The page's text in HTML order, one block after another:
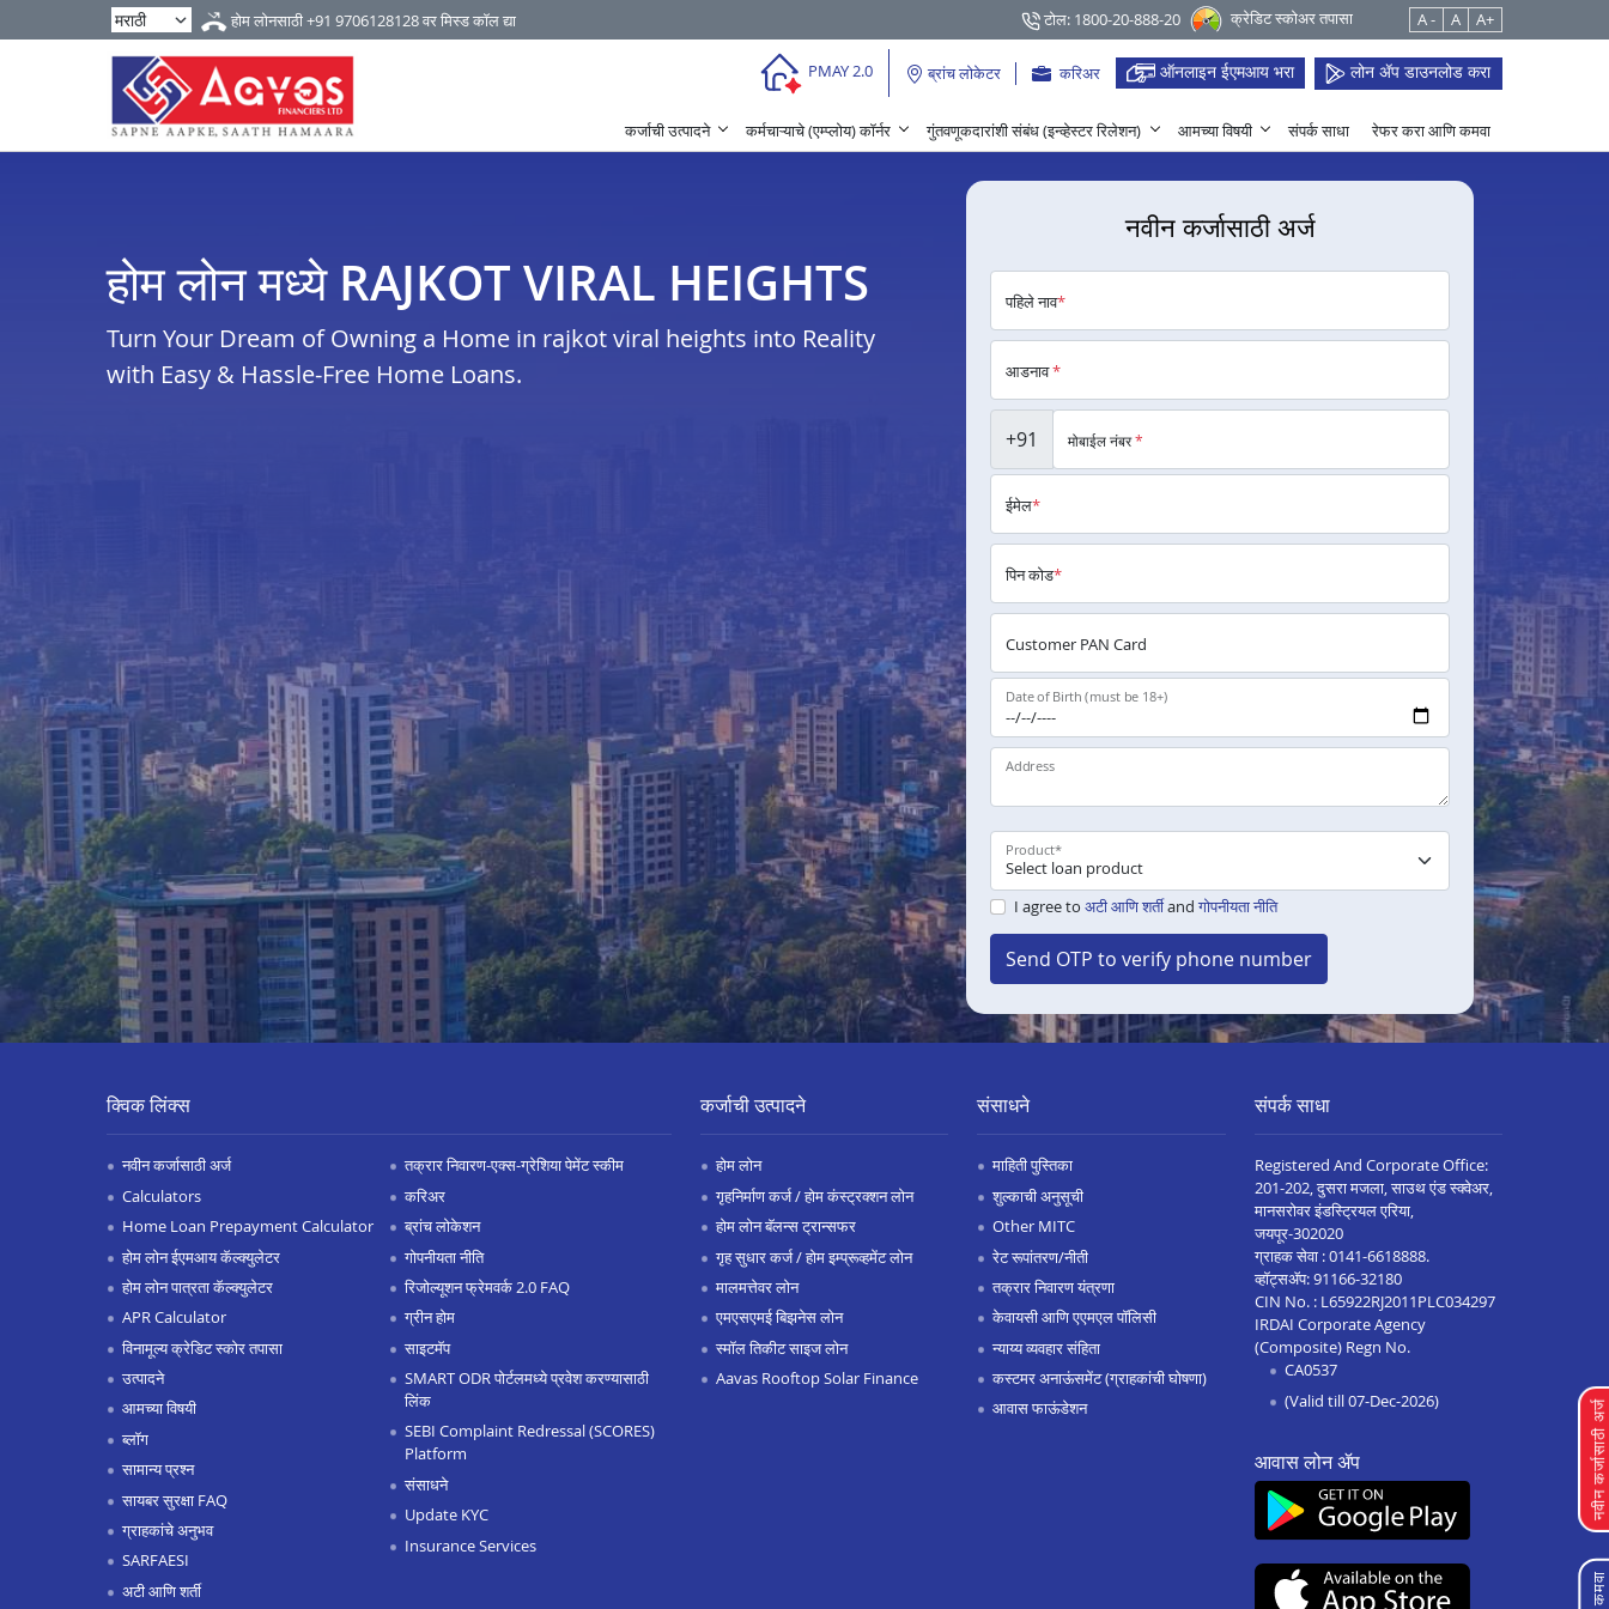
होम लोनसाठी+91 9706128128वर मिस्ड कॉल द्या टोल: 1800-20-888-20 क्रेडिट स्कोअर तपासा A - A A+
PMAY 2.0 ब्रांच लोकेटर करिअर ऑनलाइन ईएमआय भरा लोन ॲप डाउनलोड करा
कर्जाची उत्पादने कर्मचाऱ्याचे (एम्प्लोय) कॉर्नर गुंतवणूकदारांशी संबंध (इन्व्हेस्टर रिलेशन) आमच्या विषयी संपर्क साधा रेफर करा आणि कमवा
होम लोन मध्ये RAJKOT VIRAL HEIGHTS
Turn Your Dream of Owning a Home in rajkot viral heights into Reality
with Easy & Hassle-Free Home Loans.
नवीन कर्जासाठी अर्ज
पहिले नाव*
आडनाव*
+91 मोबाईल नंबर*
ईमेल*
पिन कोड*
Customer PAN Card
Date of Birth (must be 18+)
Address
Product*
I agree to अटी आणि शर्तीand गोपनीयता नीति
Send OTP to verify phone number
नवीन कर्जासाठी अर्ज
क्विक लिंक्स
नवीन कर्जासाठी अर्ज
Calculators
Home Loan Prepayment Calculator
होम लोन ईएमआय कॅल्क्युलेटर
होम लोन पात्रता कॅल्क्युलेटर
APR Calculator
विनामूल्य क्रेडिट स्कोर तपासा
उत्पादने
आमच्या विषयी
ब्लॉग
सामान्य प्रश्न
सायबर सुरक्षा FAQ
ग्राहकांचे अनुभव
SARFAESI
अटी आणि शर्ती
तक्रार निवारण-एक्स-ग्रेशिया पेमेंट स्कीम
करिअर
ब्रांच लोकेशन
गोपनीयता नीति
रिजोल्यूशन फ्रेमवर्क 2.0 FAQ
ग्रीन होम
साइटमॅप
SMART ODR पोर्टलमध्ये प्रवेश करण्यासाठी
लिंक
SEBI Complaint Redressal (SCORES)
Platform
संसाधने
Update KYC
Insurance Services
कर्जाची उत्पादने
होम लोन
गृहनिर्माण कर्ज / होम कंस्ट्रक्शन लोन
होम लोन बॅलन्स ट्रान्सफर
गृह सुधार कर्ज / होम इम्प्रूव्हमेंट लोन
मालमत्तेवर लोन
एमएसएमई बिझनेस लोन
स्मॉल तिकीट साइज लोन
Aavas Rooftop Solar Finance
संसाधने
माहिती पुस्तिका
शुल्काची अनुसूची
Other MITC
रेट रूपांतरण/नीती
तक्रार निवारण यंत्रणा
केवायसी आणि एएमएल पॉलिसी
न्याय्य व्यवहार संहिता
कस्टमर अनाऊंसमेंट (ग्राहकांची घोषणा)
आवास फाऊंडेशन
संपर्क साधा
Registered And Corporate Office:
201-202, दुसरा मजला, साउथ एंड स्क्वेअर,
मानसरोवर इंडस्ट्रियल एरिया,
जयपूर-302020
ग्राहक सेवा :0141-6618888.
व्हॉट्सॲप:91166-32180
CIN No. : L65922RJ2011PLC034297
IRDAI Corporate Agency
(Composite) Regn No.
CA0537
(Valid till 07-Dec-2026)
आवास लोन ॲप